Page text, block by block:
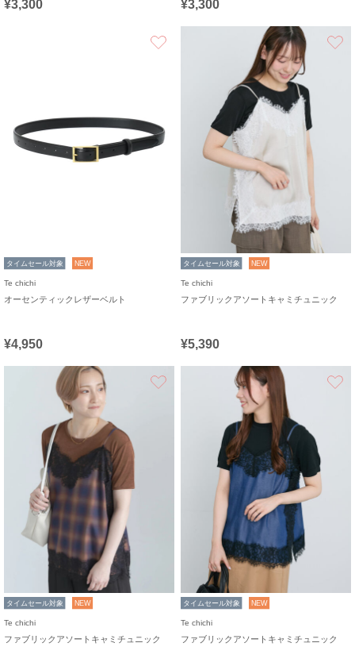
¥3,300 ¥3,300
タイムセール対象 NEW
Te chichi
オーセンティックレザーベルト
¥4,950
タイムセール対象 NEW
Te chichi
ファブリックアソートキャミチュニック
¥5,390
タイムセール対象 NEW
Te chichi
ファブリックアソートキャミチュニック
タイムセール対象 NEW
Te chichi
ファブリックアソートキャミチュニック